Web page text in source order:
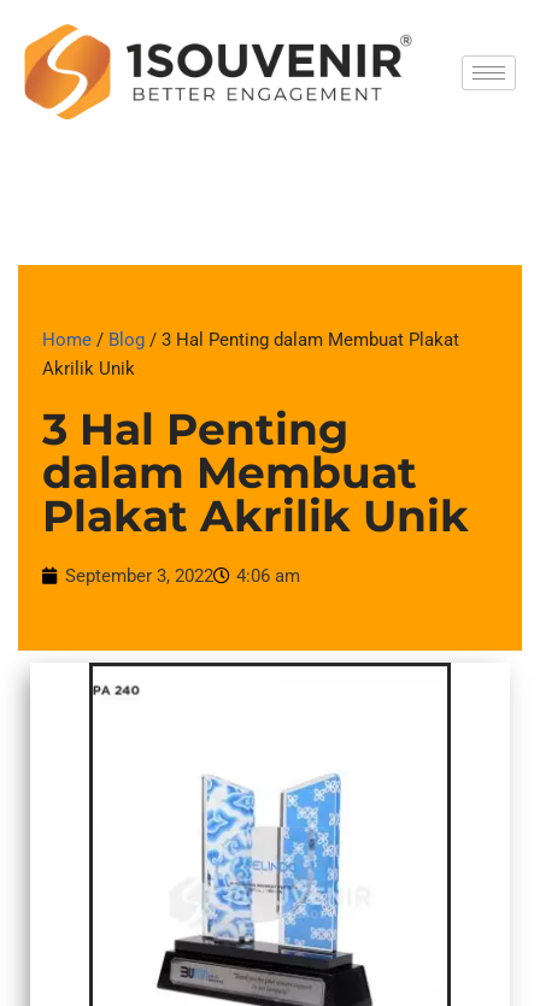
Skip
to
content
Home / Blog / 3 Hal Penting dalam Membuat Plakat
Akrilik Unik
3 Hal Penting
dalam Membuat
Plakat Akrilik Unik
September 3, 2022 4:06 am